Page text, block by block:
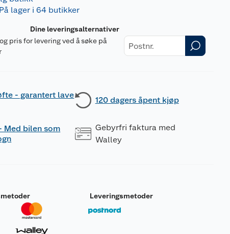
På lager i 64 butikker
Dine leveringsalternativer
pris for levering ved å søke på
- garantert lave
120 dagers åpent kjøp
Med bilen som
Gebyrfri faktura med
Walley
Leveringsmetoder